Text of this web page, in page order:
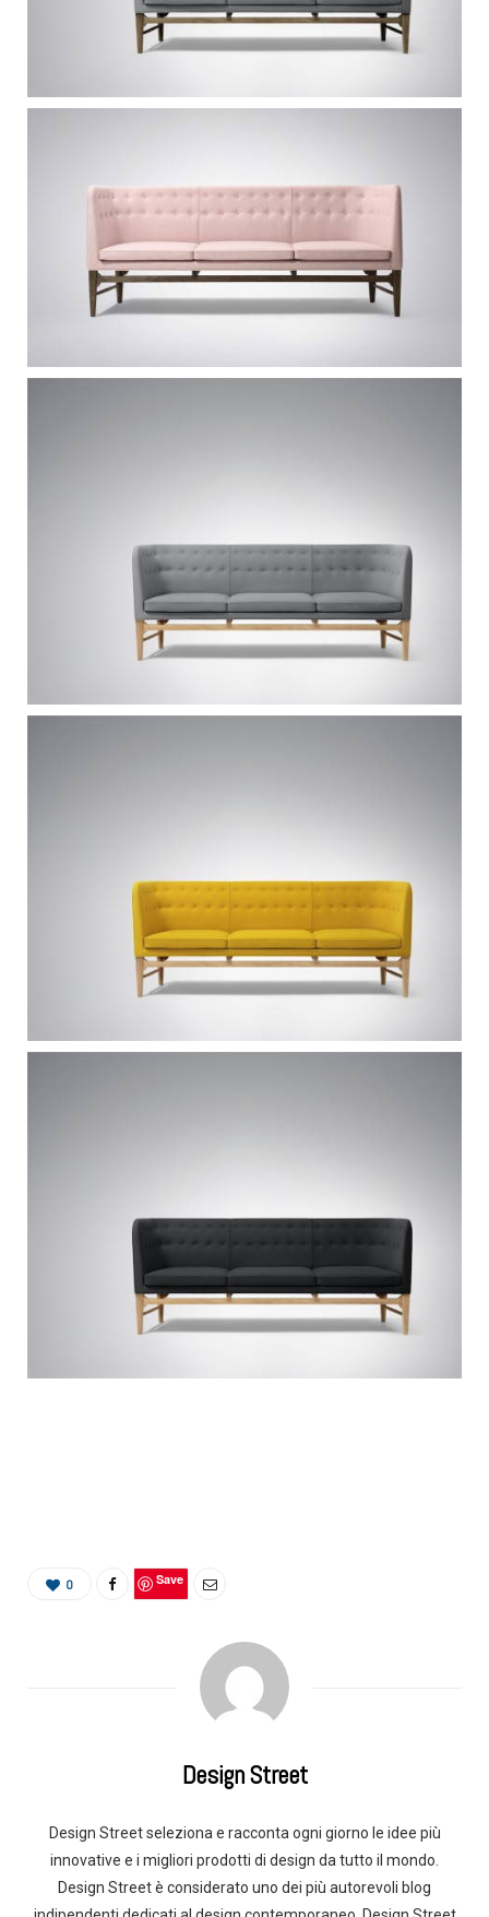
0 Save
Design Street
Design Street seleziona e racconta ogni giorno le idee più
innovative e i migliori prodotti di design da tutto il mondo.
Design Street è considerato uno dei più autorevoli blog